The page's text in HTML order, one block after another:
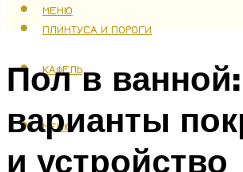
ПЛИНТУСА И ПОРОГИ
КАФЕЛЬ
МЕНЮ
МЕНЮ
Пол в ванной:
варианты
и устройство